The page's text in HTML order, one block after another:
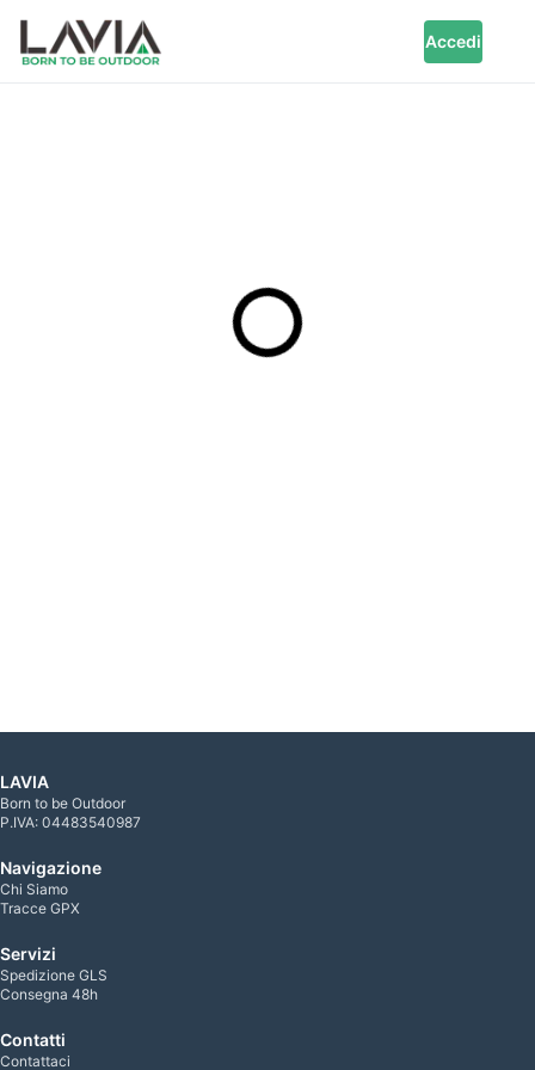
Accedi
LAVIA
Born to be Outdoor
P.IVA: 04483540987
Navigazione
Chi Siamo
Tracce GPX
Servizi
Spedizione GLS
Consegna 48h
Contatti
Contattaci